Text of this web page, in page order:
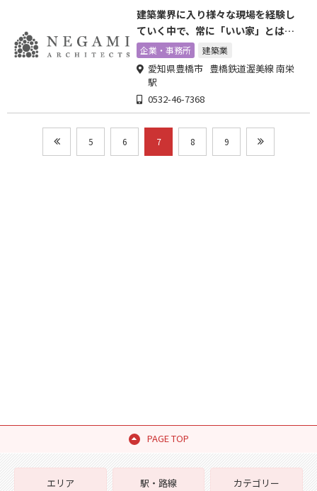
建築業界に入り様々な現場を経験し
ていく中で、常に「いい家」とはな
んなのか?を追求!!
企業・事務所 建築業
愛知県豊橋市 豊橋鉄道渥美線 南栄
駅
0532-46-7368
5 6 7 8 9
PAGE TOP
エリア
駅・路線
カテゴリー